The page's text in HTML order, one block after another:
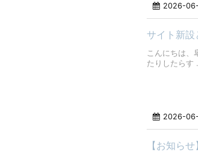
2026-
サイト新設
こんにちは、
たりしたらす
2026-
【お知ら